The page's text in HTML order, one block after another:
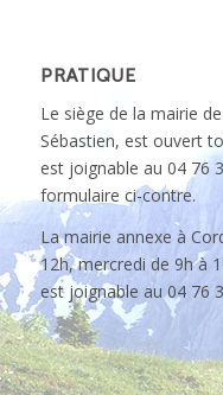
PRATIQUE
Le siège de la mairie de
Sébastien, est ouvert
est joignable au 04 76
formulaire ci-contre.
La mairie annexe à
12h, mercredi de 9h à
est joignable au 04 76